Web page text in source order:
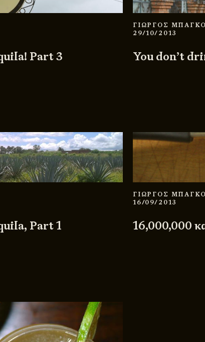
Part 3
ΓΙΩΡΓΟΣ
29/10/2013
You don’t
Part 1
ΓΙΩΡΓΟΣ
16/09/2013
16,000,000